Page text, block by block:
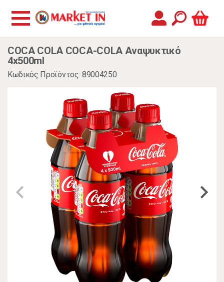
COCA COLA COCA-COLA Αναψυκτικό
4x500ml
Κωδικός Προϊόντος: 89004250